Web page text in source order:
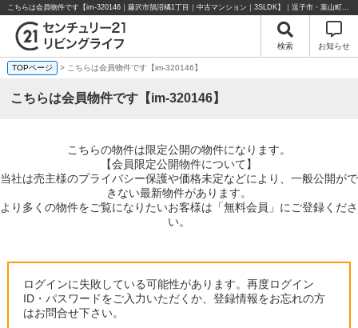
こちらは会員物件です【im-320146｜藤沢市鵠沼橘1丁目｜中古マンション｜3SLDK】｜逗子市・葉山町・湘南エリアの不動産のことならセンチュリー21リビングライフにお任せください！
検索 お知らせ
TOPページ > こちらは会員物件です【im-320146】
こちらは会員物件です【im-320146】
こちらの物件は限定公開の物件になります。
【会員限定公開物件について】
当社は売主様のプライバシー保護や価格未定などにより、一般公開がで
きない最新物件があります。
より多くの物件をご覧になりたいお客様は「無料会員」にご登録くださ
い。
ログインに失敗している可能性があります。再度ログイン
ID・パスワードをご入力いただくか、登録情報をお忘れの方
はお問合せ下さい。